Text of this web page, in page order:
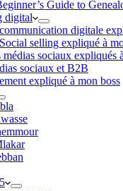
Guide to
digital
digitale
selling expliqué à
médias sociaux expliqués
sociaux et B2B
expliqué à mon boss